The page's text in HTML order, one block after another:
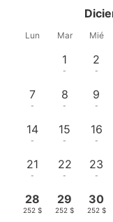
Lun Mar Mié
1
-
2
-
7
-
8
-
9
-
14
-
15
-
16
-
21
-
22
-
23
-
28
252 $
29
252 $
30
252 $